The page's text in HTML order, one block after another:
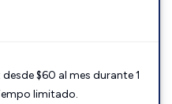
$60 al mes durante 1
limitado.